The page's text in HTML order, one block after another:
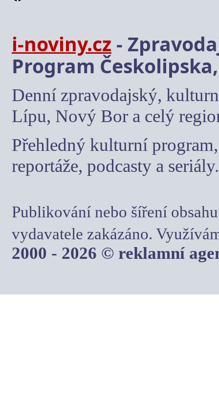
i-noviny.cz -
Program
Denní zpravodajský,
Lípu, Nový Bor a celý
Přehledný kulturní
reportáže, podcasty a seriály.
Publikování nebo šíření
vydavatele zakázáno.
2000 - 2026 © reklamní